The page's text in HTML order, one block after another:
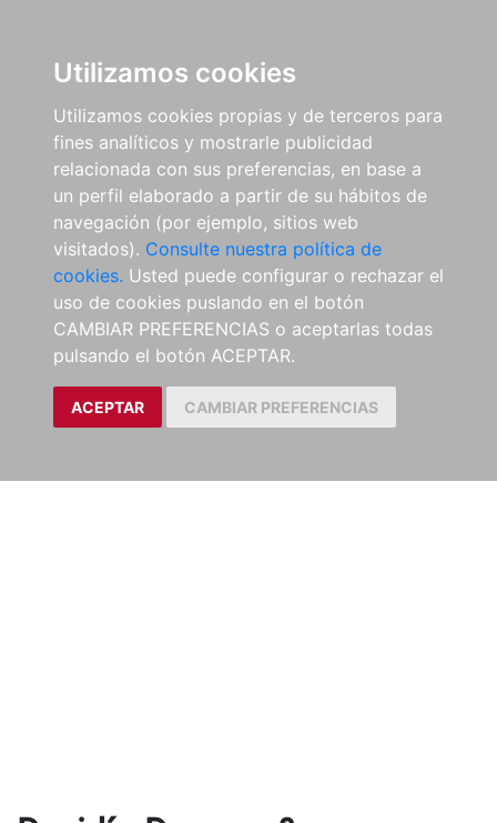
Utilizamos cookies
Utilizamos cookies propias y de terceros para
fines analíticos y mostrarle publicidad
relacionada con sus preferencias, en base a
un perfil elaborado a partir de su hábitos de
navegación (por ejemplo, sitios web
visitados). Consulte nuestra política de
cookies. Usted puede configurar o rechazar el
uso de cookies puslando en el botón
CAMBIAR PREFERENCIAS o aceptarlas todas
pulsando el botón ACEPTAR.
ACEPTAR CAMBIAR PREFERENCIAS